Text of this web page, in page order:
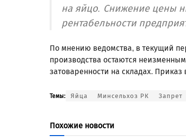
на яйцо. Снижение цены
рентабельности
По мнению ведомства, в текущий
производства остаются
затоваренности на складах. Приказ
Темы: Яйца Минсельхоз РК Запрет
Похожие новости